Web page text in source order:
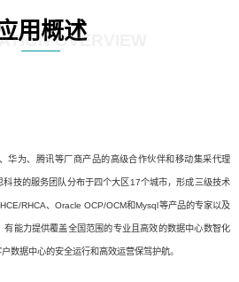
用概述OVERVIEW
华为、腾讯等厂商产品的高级合作伙伴和移动集采代理
技的服务团队分布于四个大区17个城市，形成三级技术
RHCA、Oracle OCP/OCM和Mysql等产品的专家以及
能力提供覆盖全国范围的专业且高效的数据中心数智化
数据中心的安全运行和高效运营保驾护航。